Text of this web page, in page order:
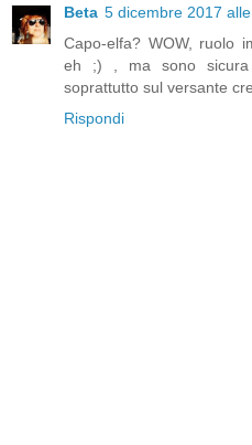
Beta 5 dicembre 2017
Capo-elfa? WOW, ruolo
eh ;) , ma sono
soprattutto sul versante
Rispondi